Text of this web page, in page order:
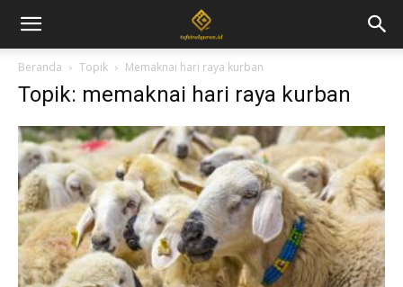
Beranda Topik Memaknai hari raya kurban
Topik: memaknai hari raya kurban